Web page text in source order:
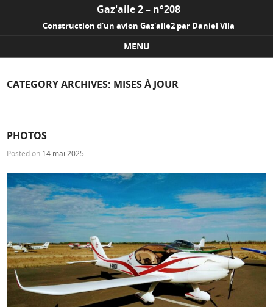
Gaz'aile 2 – n°208
Construction d'un avion Gaz'aile2 par Daniel Vila
MENU
CATEGORY ARCHIVES: MISES À JOUR
PHOTOS
Posted on 14 mai 2025